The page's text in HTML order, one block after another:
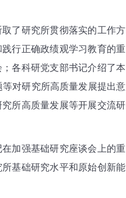
了研究所贯彻落实的工作方
行正确政绩观学习教育的重
各科研党支部书记介绍了本
等对研究所高质量发展提出意
所高质量发展等开展交流研
加强基础研究座谈会上的重
基础研究水平和原始创新能